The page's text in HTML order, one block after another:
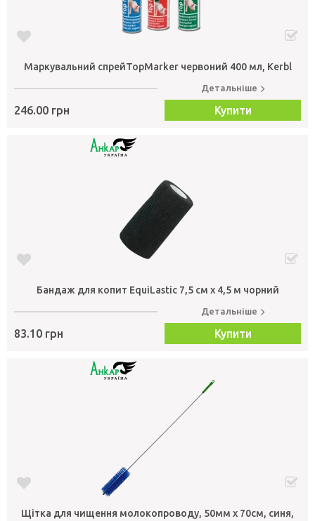
Маркувальний спрейTopMarker червоний 400 мл, Kerbl
246.00 грн
Детальніше
Купити
Бандаж для копит EquiLastic 7,5 см x 4,5 м чорний
83.10 грн
Детальніше
Купити
Щітка для чищення молокопроводу, 50мм х 70см, синя,